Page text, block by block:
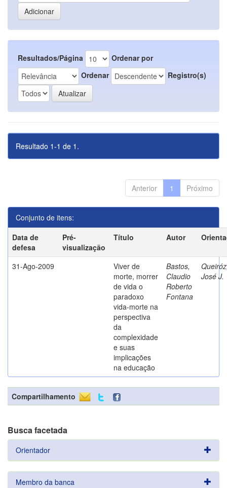
Resultados/Página
Ordenar por
Ordenar
Registro(s)
Resultado 1-1 de 1.
Anterior 1 Próximo
Conjunto de itens:
Data de
defesa
Pré-
visualização
Título Autor
31-Ago-2009
Viver de
morte, morrer
de vida o
paradoxo
vida-morte na
perspectiva
da
complexidade
e suas
implicações
na educação
Bastos,
Claudio
Roberto
Fontana
José J.
Compartilhamento
Busca facetada
Orientador
Membro da banca